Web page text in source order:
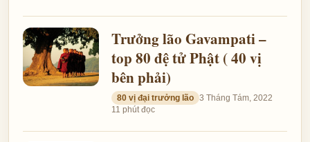
Trưởng lão Gavampati –
top 80 đệ tử Phật ( 40 vị
bên phải)
80 vị đại trưởng lão 3 Tháng Tám, 2022
11 phút đọc